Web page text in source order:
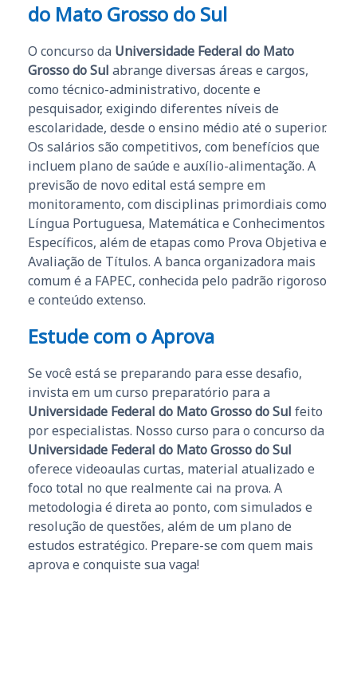
do Mato Grosso do Sul
O concurso da Universidade Federal do Mato
Grosso do Sul abrange diversas áreas e cargos,
como técnico-administrativo, docente e
pesquisador, exigindo diferentes níveis de
escolaridade, desde o ensino médio até o superior.
Os salários são competitivos, com benefícios que
incluem plano de saúde e auxílio-alimentação. A
previsão de novo edital está sempre em
monitoramento, com disciplinas primordiais como
Língua Portuguesa, Matemática e Conhecimentos
Específicos, além de etapas como Prova Objetiva e
Avaliação de Títulos. A banca organizadora mais
comum é a FAPEC, conhecida pelo padrão rigoroso
e conteúdo extenso.
Estude com o Aprova
Se você está se preparando para esse desafio,
invista em um curso preparatório para a
Universidade Federal do Mato Grosso do Sul feito
por especialistas. Nosso curso para o concurso da
Universidade Federal do Mato Grosso do Sul
oferece videoaulas curtas, material atualizado e
foco total no que realmente cai na prova. A
metodologia é direta ao ponto, com simulados e
resolução de questões, além de um plano de
estudos estratégico. Prepare-se com quem mais
aprova e conquiste sua vaga!